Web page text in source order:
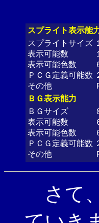
スプライト表示能
スプライトサイズ
表示可能数
表示可能色数
ＰＣＧ定義可能数
その他
ＢＧ表示能力
ＢＧサイズ
表示可能数
表示可能色数
ＰＣＧ定義可能数
その他
さて